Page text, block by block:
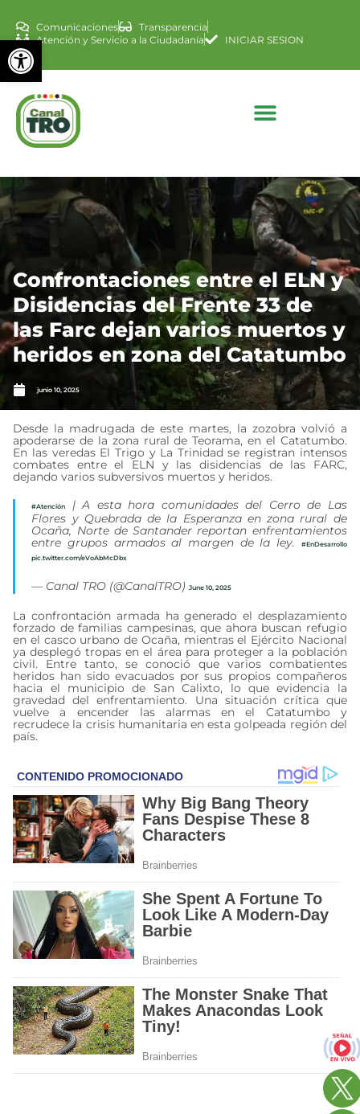
Abrir barra de
Comunicaciones
Transparencia
Atención y Servicio a la Ciudadanía
INICIAR SESION
Confrontaciones entre el ELN y
Disidencias del Frente 33 de
las Farc dejan varios muertos y
heridos en zona del Catatumbo
junio 10, 2025
Desde la madrugada de este martes, la zozobra volvió a
apoderarse de la zona rural de Teorama, en el Catatumbo.
En las veredas El Trigo y La Trinidad se registran intensos
combates entre el ELN y las disidencias de las FARC,
dejando varios subversivos muertos y heridos.
#Atención
| A esta hora comunidades del Cerro de Las
Flores y Quebrada de la Esperanza en zona rural de
Ocaña, Norte de Santander reportan enfrentamientos
entre grupos armados al margen de la ley.
#EnDesarrollo
pic.twitter.com/eVoAbMcDbx
— Canal TRO (@CanalTRO)June 10, 2025
La confrontación armada ha generado el desplazamiento
forzado de familias campesinas, que ahora buscan refugio
en el casco urbano de Ocaña, mientras el Ejército Nacional
ya desplegó tropas en el área para proteger a la población
civil. Entre tanto, se conoció que varios combatientes
heridos han sido evacuados por sus propios compañeros
hacia el municipio de San Calixto, lo que evidencia la
gravedad del enfrentamiento. Una situación crítica que
vuelve a encender las alarmas en el Catatumbo y
recrudece la crisis humanitaria en esta golpeada región del
país.